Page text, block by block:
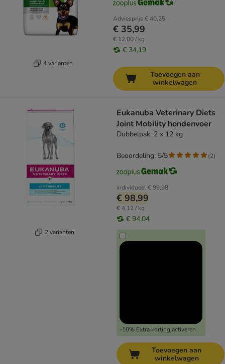
4 varianten
Adviesprijs € 40,25
€ 35,99
€ 12,00 / kg
€ 34,19
Toevoegen aan
winkelwagen
2 varianten
Eukanuba Veterinary Diets
Joint Mobility hondenvoer
Dubbelpak: 2 x 12 kg
individueel€ 99,98
€ 98,99
€ 4,12 / kg
€ 94,04
-10% Extra korting activeren
Beoordeling: 5/5 (2)
Toevoegen aan
winkelwagen